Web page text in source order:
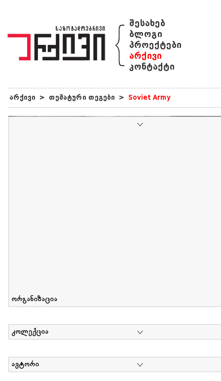
{ შესახებ
ბლოგი
პროექტები
არქივი
კონტაქტი
არქივი > თემატური თეგები > Soviet Army
ორგანიზაცია
კოლექცია
ავტორი